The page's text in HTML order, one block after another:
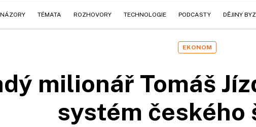
NÁZORY TÉMATA ROZHOVORY TECHNOLOGIE PODCASTY DĚJINY
EKONOM
milionář Tomáš
systém českého